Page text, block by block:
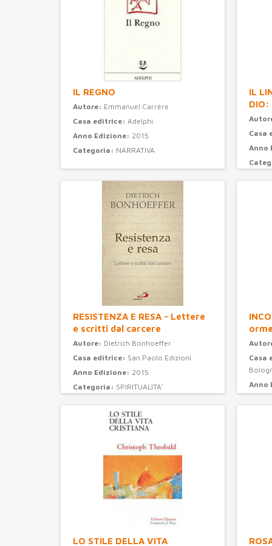
IL REGNO
Autore: Emmanuel Carrère
Casa editrice: Adelphi
Anno Edizione: 2015
Categoria: NARRATIVA
IL
DIO:
Casa
Anno
RESISTENZA E RESA - Lettere
e scritti dal carcere
Autore: Dietrich Bonhoeffer
Casa editrice: San Paolo Edizioni
Anno Edizione: 2015
Categoria: SPIRITUALITA'
Casa
Anno
LO STILE DELLA VITA